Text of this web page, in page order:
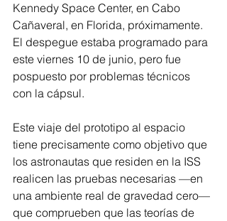
Kennedy Space Center, en Cabo
Cañaveral, en Florida, próximamente.
El despegue estaba programado para
este viernes 10 de junio, pero fue
pospuesto por problemas técnicos
con la cápsul.
Este viaje del prototipo al espacio
tiene precisamente como objetivo que
los astronautas que residen en la ISS
realicen las pruebas necesarias —en
una ambiente real de gravedad cero—
que comprueben que las teorías de